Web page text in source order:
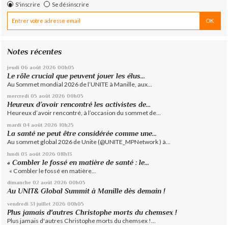
S'inscrire Se désinscrire
Notes récentes
jeudi 06 août 2026 00h05
Le rôle crucial que peuvent jouer les élus...
Au Sommet mondial 2026 de l’UNITE à Manille, aux...
mercredi 05 août 2026 00h05
Heureux d’avoir rencontré les activistes de...
Heureux d’avoir rencontré, à l’occasion du sommet de...
mardi 04 août 2026 10h25
La santé ne peut être considérée comme une...
Au sommet global 2026 de Unite (@UNITE_MPNetwork ) à...
lundi 03 août 2026 08h13
« Combler le fossé en matière de santé : le...
« Combler le fossé en matière...
dimanche 02 août 2026 00h05
Au UNIT& Global Summit à Manille dès demain !
vendredi 31 juillet 2026 00h05
Plus jamais d'autres Christophe morts du chemsex !
Plus jamais d'autres Christophe morts du chemsex !...